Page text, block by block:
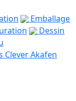
Emballage
Dessin
Clever Akafen